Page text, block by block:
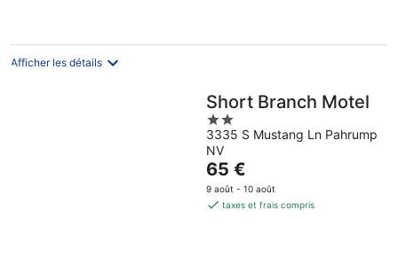
par
Afficher les détails
Short Branch Motel
2
out
of
5
3335 S Mustang Ln Pahrump
NV
Le
prix
est
65 €
9 août - 10 août
taxes et frais compris